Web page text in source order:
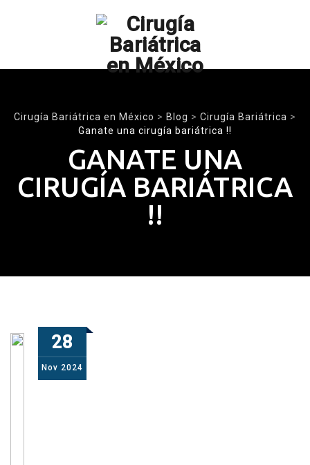
Cirugía Bariátrica en México > Blog > Cirugía Bariátrica >
Ganate una cirugía bariátrica !!
GANATE UNA
CIRUGÍA BARIÁTRICA
!!
28
Nov 2024